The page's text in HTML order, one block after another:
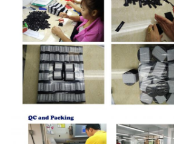
NIEUWS
ALLE
GEVALLEN